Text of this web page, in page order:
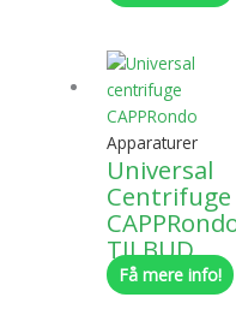
Apparaturer
Universal
Centrifuge
TILBUD
Få mere info!